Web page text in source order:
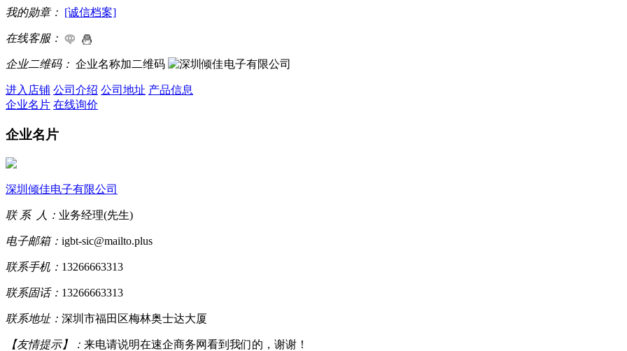
我的勋章： [诚信档案]
在线客服：
企业二维码： 企业名称加二维码
进入店铺 公司介绍 公司地址 产品信息
企业名片 在线询价
企业名片
深圳倾佳电子有限公司
联 系 人： 业务经理(先生)
电子邮箱： igbt-sic@mailto.plus
联系手机： 13266663313
联系固话： 13266663313
联系地址： 深圳市福田区梅林奥士达大厦
【友情提示】： 来电请说明在速企商务网看到我们的，谢谢！